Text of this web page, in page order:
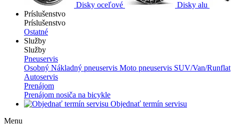
Disky oceľové Disky alu
Príslušenstvo
Príslušenstvo
Ostatné
Služby
Služby
Pneuservis
Osobný Nákladný pneuservis Moto pneuservis SUV/Van/Runflat
Autoservis
Prenájom
Prenájom nosiča na bicykle
Objednať termín servisu
Menu